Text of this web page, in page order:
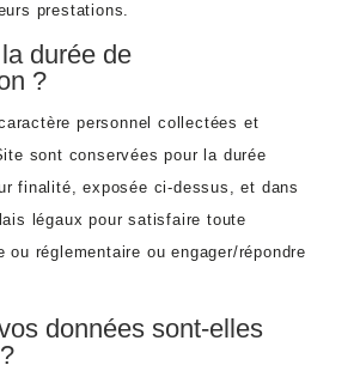
prestations.
durée de
?
personnel collectées et
sont conservées pour la durée
finalité, exposée ci-dessus, et dans
légaux pour satisfaire toute
ou réglementaire ou engager/répondre
données sont-elles